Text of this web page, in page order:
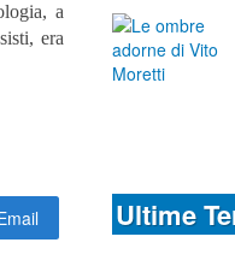
a
era
Ultime